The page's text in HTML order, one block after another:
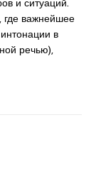
где важнейшее
в
речью),